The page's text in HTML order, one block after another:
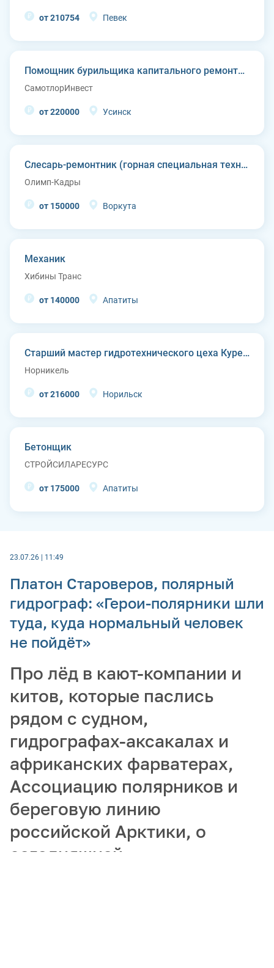
от 210754 Певек
Помощник бурильщика капитального ремонта скважин (КРС)
СамотлорИнвест
от 220000 Усинск
Слесарь-ремонтник (горная специальная техника)
Олимп-Кадры
от 150000 Воркута
Механик
Хибины Транс
от 140000 Апатиты
Старший мастер гидротехнического цеха Курейской ГЭС (п. Светлогорск)
Норникель
от 216000 Норильск
Бетонщик
СТРОЙСИЛАРЕСУРС
от 175000 Апатиты
23.07.26 | 11:49
Платон Староверов, полярный
гидрограф: «Герои-полярники шли
туда, куда нормальный человек
не пойдёт»
Про лёд в кают-компании и
китов, которые паслись
рядом с судном,
гидрографах-аксакалах и
африканских фарватерах,
Ассоциацию полярников и
береговую линию
российской Арктики, о
сегодняшней